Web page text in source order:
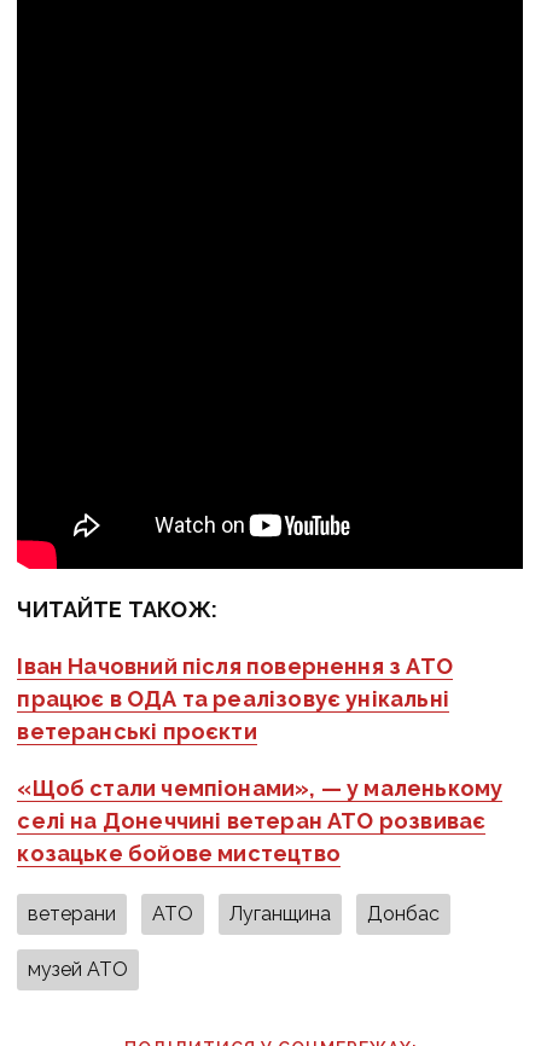
ЧИТАЙТЕ ТАКОЖ:
Іван Начовний після повернення з АТО
працює в ОДА та реалізовує унікальні
ветеранські проєкти
«Щоб стали чемпіонами», — у маленькому
селі на Донеччині ветеран АТО розвиває
козацьке бойове мистецтво
ветерани АТО Луганщина Донбас
музей АТО